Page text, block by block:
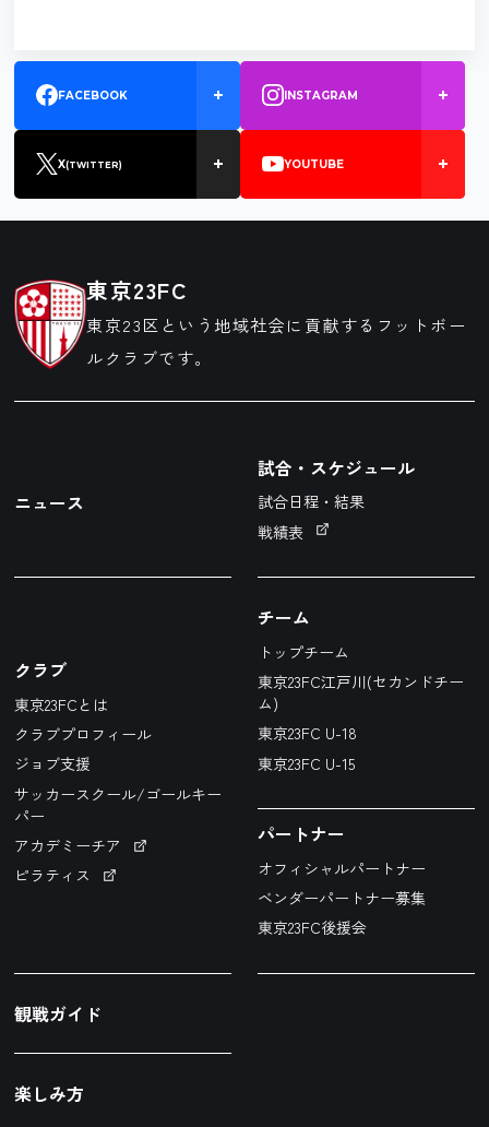
FACEBOOK INSTAGRAM
X(TWITTER) YOUTUBE
東京23FC
東京23区という地域社会に貢献するフットボー
ルクラブです。
ニュース
クラブ
東京23FCとは
クラブプロフィール
ジョブ支援
サッカースクール/ゴールキー
パー
アカデミーチア
ピラティス
チーム
トップチーム
東京23FC江戸川(セカンドチー
ム)
東京23FC U-18
東京23FC U-15
試合・スケジュール
試合日程・結果
戦績表
パートナー
オフィシャルパートナー
ベンダーパートナー募集
東京23FC後援会
観戦ガイド
楽しみ方